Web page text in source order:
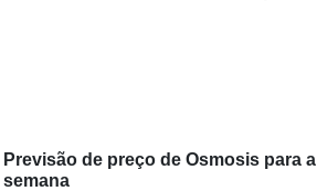
Previsão de preço de Osmosis para a
semana